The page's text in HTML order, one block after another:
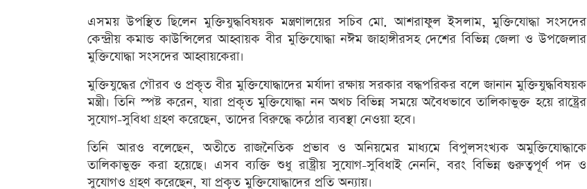
এসময় উপস্থিত ছিলেন মুক্তিযুদ্ধবিষয়ক মন্ত্রণালয়ের সচিব মো. আশরাফুল ইসলাম, মুক্তিযোদ্ধা সংসদের
কেন্দ্রীয় কমান্ড কাউন্সিলের আহ্বায়ক বীর মুক্তিযোদ্ধা নঈম জাহাঙ্গীরসহ দেশের বিভিন্ন জেলা ও উপজেলার
মুক্তিযোদ্ধা সংসদের আহ্বায়কেরা।
মুক্তিযুদ্ধের গৌরব ও প্রকৃত বীর মুক্তিযোদ্ধাদের মর্যাদা রক্ষায় সরকার বদ্ধপরিকর বলে জানান মুক্তিযুদ্ধবিষয়ক
মন্ত্রী। তিনি স্পষ্ট করেন, যারা প্রকৃত মুক্তিযোদ্ধা নন অথচ বিভিন্ন সময়ে অবৈধভাবে তালিকাভুক্ত হয়ে রাষ্ট্রের
সুযোগ-সুবিধা গ্রহণ করেছেন, তাদের বিরুদ্ধে কঠোর ব্যবস্থা নেওয়া হবে।
তিনি আরও বলেছেন, অতীতে রাজনৈতিক প্রভাব ও অনিয়মের মাধ্যমে বিপুলসংখ্যক অমুক্তিযোদ্ধাকে
তালিকাভুক্ত করা হয়েছে। এসব ব্যক্তি শুধু রাষ্ট্রীয় সুযোগ-সুবিধাই নেননি, বরং বিভিন্ন গুরুত্বপূর্ণ পদ ও
সুযোগও গ্রহণ করেছেন, যা প্রকৃত মুক্তিযোদ্ধাদের প্রতি অন্যায়।